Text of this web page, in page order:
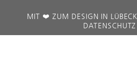
MIT ❤️ ZUM DESIGN IN LÜBECK
DATENSCHUTZ